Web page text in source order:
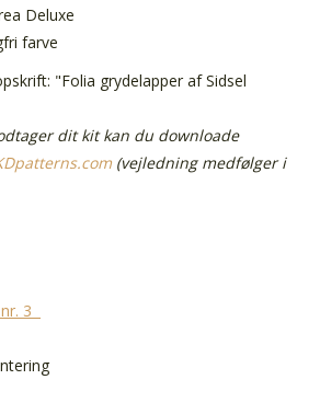
Deluxe
farve
: "Folia grydelapper af Sidsel
dit kit kan du downloade
(vejledning medfølger i
3